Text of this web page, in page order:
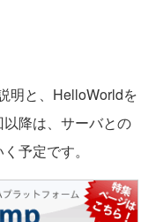
明と、HelloWorldを
降は、サーバとの
予定です。